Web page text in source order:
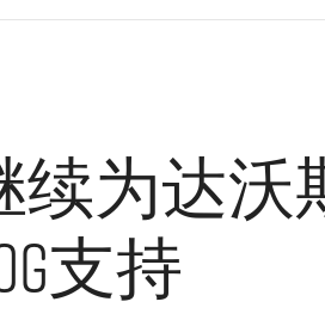
续为达沃
支持